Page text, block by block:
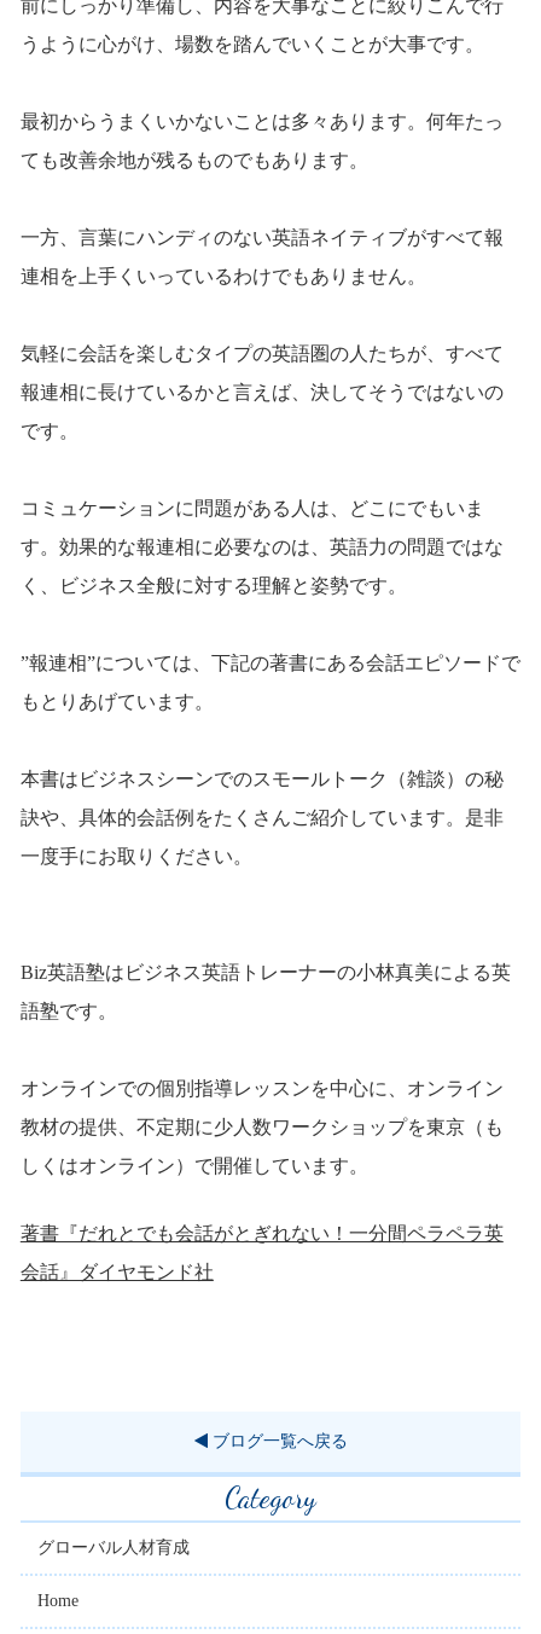
前にしっかり準備し、内容を大事なことに絞りこんで行
うように心がけ、場数を踏んでいくことが大事です。
最初からうまくいかないことは多々あります。何年たっ
ても改善余地が残るものでもあります。
一方、言葉にハンディのない英語ネイティブがすべて報
連相を上手くいっているわけでもありません。
気軽に会話を楽しむタイプの英語圏の人たちが、すべて
報連相に長けているかと言えば、決してそうではないの
です。
コミュケーションに問題がある人は、どこにでもいま
す。効果的な報連相に必要なのは、英語力の問題ではな
く、ビジネス全般に対する理解と姿勢です。
”報連相”については、下記の著書にある会話エピソードで
もとりあげています。
本書はビジネスシーンでのスモールトーク（雑談）の秘
訣や、具体的会話例をたくさんご紹介しています。是非
一度手にお取りください。
Biz英語塾はビジネス英語トレーナーの小林真美による英
語塾です。
オンラインでの個別指導レッスンを中心に、オンライン
教材の提供、不定期に少人数ワークショップを東京（も
しくはオンライン）で開催しています。
著書『だれとでも会話がとぎれない！一分間ペラペラ英
会話』ダイヤモンド社
ブログ一覧へ戻る
Category
グローバル人材育成
Home